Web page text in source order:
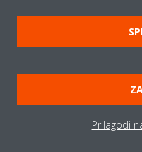
Pravno obvestilo
Uredba o varstvu
Poslovna
Prilagodi